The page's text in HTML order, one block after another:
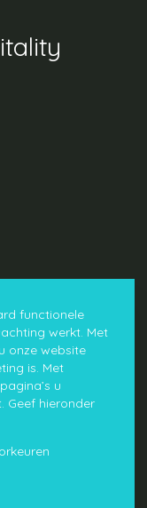
functionele
werkt. Met
onze website
is. Met
u
Geef hieronder